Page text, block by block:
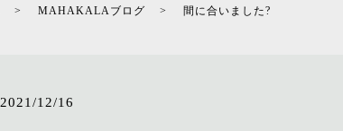
MAHAKALAブログ 間に合いました?
2021/12/16